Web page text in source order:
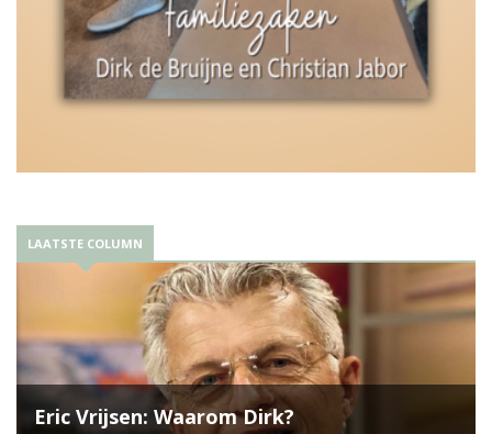
LAATSTE COLUMN
Eric Vrijsen: Waarom Dirk?